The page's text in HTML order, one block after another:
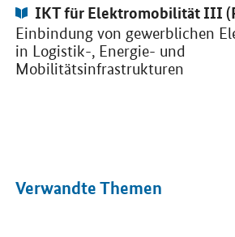
Publikation:
IKT für Elektromobilität III
Einbindung von gewerblichen
in Logistik-, Energie- und
Mobilitätsinfrastrukturen
Verwandte Themen